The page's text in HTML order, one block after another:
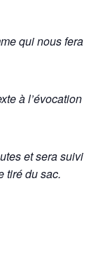
qui nous fera
à l’évocation
et sera suivi
tiré du sac.